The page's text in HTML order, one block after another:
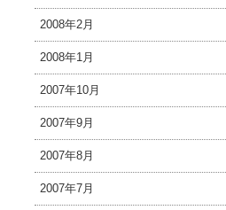
2008年2月
2008年1月
2007年10月
2007年9月
2007年8月
2007年7月